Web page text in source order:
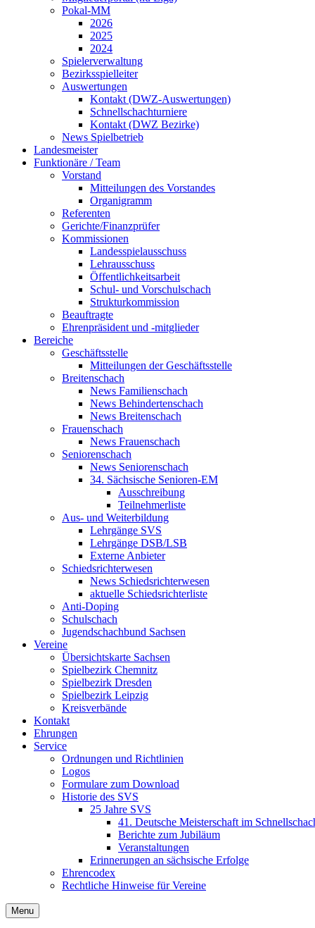
Pokal-MM
2026
2025
2024
Spielerverwaltung
Bezirksspielleiter
Auswertungen
Kontakt (DWZ-Auswertungen)
Schnellschachturniere
Kontakt (DWZ Bezirke)
News Spielbetrieb
Landesmeister
Funktionäre / Team
Vorstand
Mitteilungen des Vorstandes
Organigramm
Referenten
Gerichte/Finanzprüfer
Kommissionen
Landesspielausschuss
Lehrausschuss
Öffentlichkeitsarbeit
Schul- und Vorschulschach
Strukturkommission
Beauftragte
Ehrenpräsident und -mitglieder
Bereiche
Geschäftsstelle
Mitteilungen der Geschäftsstelle
Breitenschach
News Familienschach
News Behindertenschach
News Breitenschach
Frauenschach
News Frauenschach
Seniorenschach
News Seniorenschach
34. Sächsische Senioren-EM
Ausschreibung
Teilnehmerliste
Aus- und Weiterbildung
Lehrgänge SVS
Lehrgänge DSB/LSB
Externe Anbieter
Schiedsrichterwesen
News Schiedsrichterwesen
aktuelle Schiedsrichterliste
Anti-Doping
Schulschach
Jugendschachbund Sachsen
Vereine
Übersichtskarte Sachsen
Spielbezirk Chemnitz
Spielbezirk Dresden
Spielbezirk Leipzig
Kreisverbände
Kontakt
Ehrungen
Service
Ordnungen und Richtlinien
Logos
Formulare zum Download
Historie des SVS
25 Jahre SVS
41. Deutsche Meisterschaft im
Berichte zum Jubiläum
Veranstaltungen
Erinnerungen an sächsische Erfolge
Ehrencodex
Rechtliche Hinweise für Vereine
Menu